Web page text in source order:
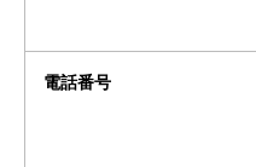
電話番号